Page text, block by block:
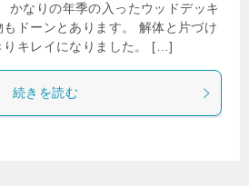
かなりの年季の入ったウッドデッキ
ドーンとあります。 解体と片づけ
りキレイになりました。 […]
続きを読む